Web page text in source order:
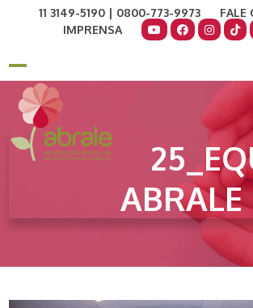
11 3149-5190 | 0800-773-9973
FALE
IMPRENSA
Open
mobile
menu
Close
mobile
menu
ABRALE